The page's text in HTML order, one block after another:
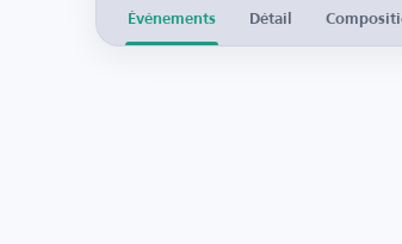
Événements Détail